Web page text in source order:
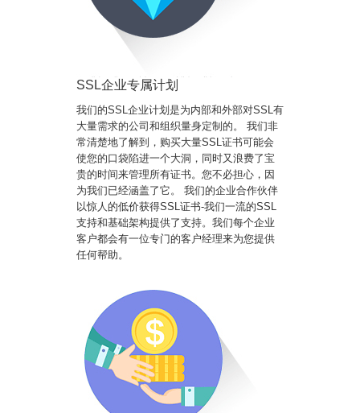
SSL企业专属计划
我们的SSL企业计划是为内部和外部对SSL有
大量需求的公司和组织量身定制的。 我们非
常清楚地了解到，购买大量SSL证书可能会
使您的口袋陷进一个大洞，同时又浪费了宝
贵的时间来管理所有证书。您不必担心，因
为我们已经涵盖了它。 我们的企业合作伙伴
以惊人的低价获得SSL证书-我们一流的SSL
支持和基础架构提供了支持。我们每个企业
客户都会有一位专门的客户经理来为您提供
任何帮助。